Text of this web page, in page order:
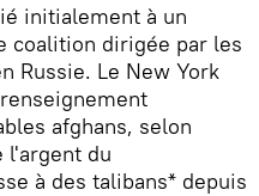
initialement à un
coalition dirigée par les
Russie. Le New York
afghans, selon
l'argent du
à des talibans* depuis